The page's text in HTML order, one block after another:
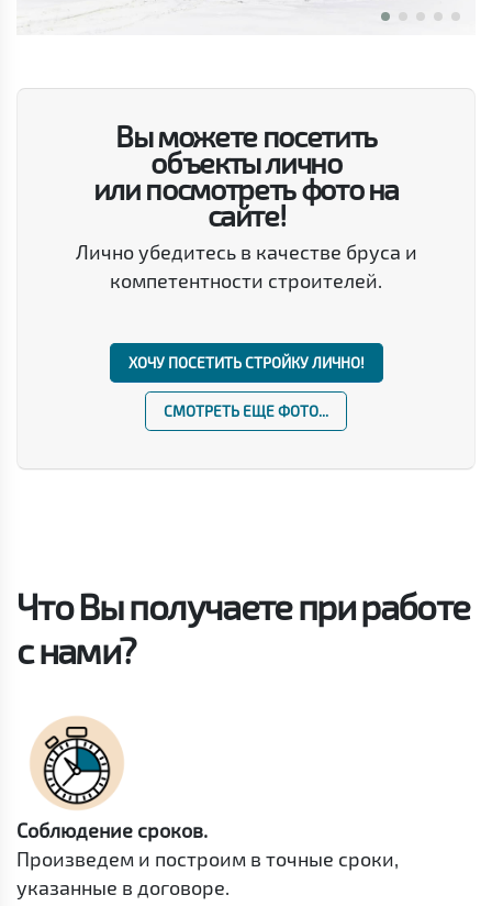
Вы можете посетить
объекты лично
или посмотреть фото на
сайте!
Лично убедитесь в качестве бруса и
компетентности строителей.
ХОЧУ ПОСЕТИТЬ СТРОЙКУ ЛИЧНО!
СМОТРЕТЬ ЕЩЕ ФОТО...
Что Вы получаете при работе
с нами?
Соблюдение сроков.
Произведем и построим в точные сроки,
указанные в договоре.